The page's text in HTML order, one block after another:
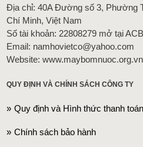
Địa chỉ: 40A Đường số 3, Phường
Chí Minh, Việt Nam
Số tài khoản: 22808279 mở tại
Email: namhovietco@yahoo.com
Website: www.maybomnuoc.org.vn
QUY ĐỊNH VÀ CHÍNH SÁCH CÔNG TY
Quy định và Hình thức thanh toán
Chính sách bảo hành